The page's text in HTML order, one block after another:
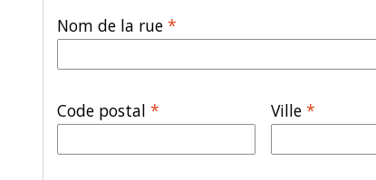
Nom de la rue *
Code postal * Ville*